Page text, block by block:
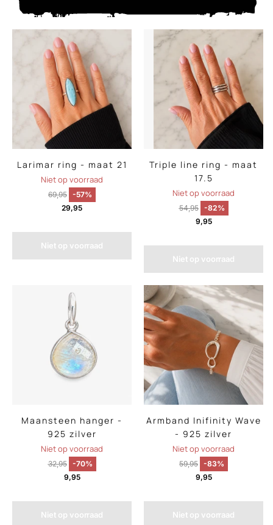
Larimar ring - maat 21
Niet op voorraad
69,95 -57%
29,95
Niet op voorraad
Triple line ring - maat
17.5
Niet op voorraad
54,95
-82%
9,95
Niet op voorraad
Maansteen hanger -
925 zilver
Niet op voorraad
32,95
-70%
9,95
Niet op voorraad
Armband Inifinity Wave
- 925 zilver
Niet op voorraad
59,95 -83%
9,95
Niet op voorraad